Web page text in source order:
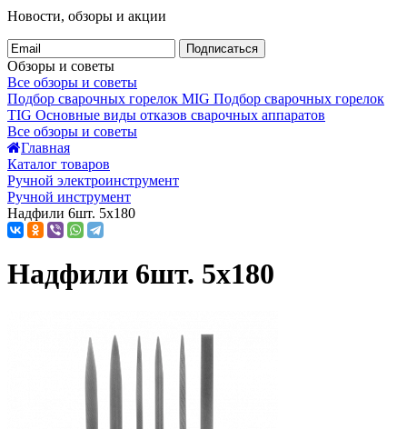
Новости, обзоры и акции
Подписаться
Обзоры и советы
Все обзоры и советы
Подбор сварочных горелок MIG Подбор сварочных горелок
TIG Основные виды отказов сварочных аппаратов
Все обзоры и советы
Главная
Каталог товаров
Ручной электроинструмент
Ручной инструмент
Надфили 6шт. 5х180
Надфили 6шт. 5х180